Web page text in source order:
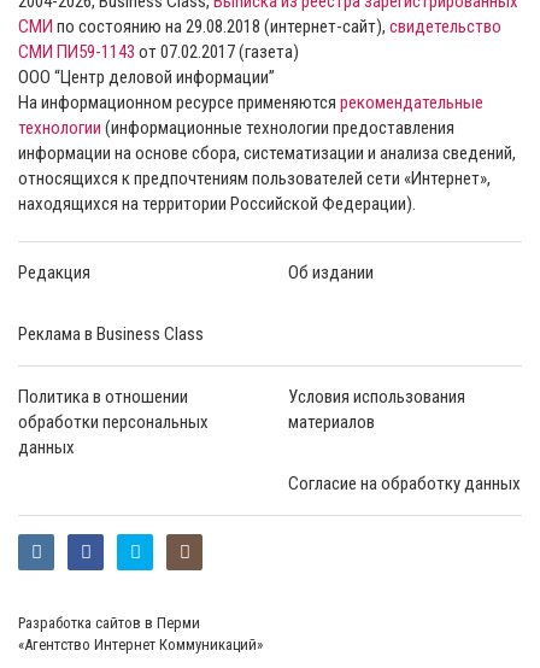
СМИ по состоянию на 29.08.2018 (интернет-сайт), свидетельство
СМИ ПИ59-1143 от 07.02.2017 (газета)
ООО “Центр деловой информации”
На информационном ресурсе применяются рекомендательные
технологии (информационные технологии предоставления
информации на основе сбора, систематизации и анализа сведений,
относящихся к предпочтениям пользователей сети «Интернет»,
находящихся на территории Российской Федерации).
Редакция Об издании
Реклама в Business Class
Политика в отношении
обработки персональных
данных
Условия использования
материалов
Согласие на обработку данных
Разработка сайтов в Перми
«Агентство Интернет Коммуникаций»